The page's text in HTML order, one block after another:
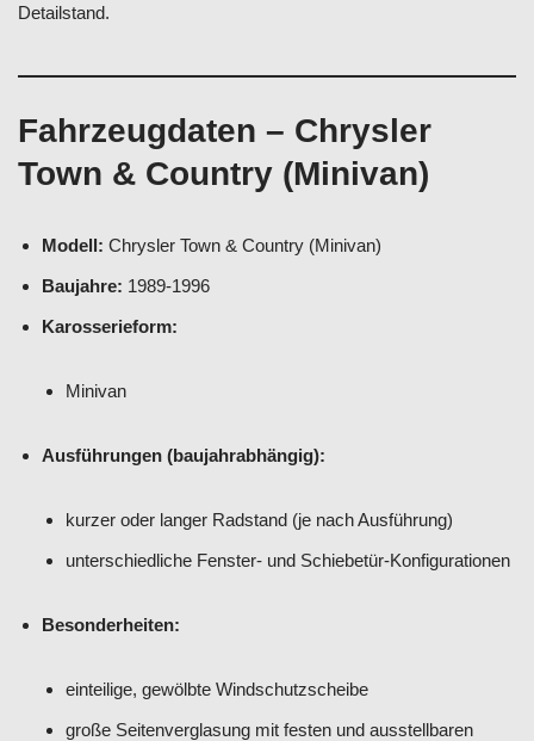
Detailstand.
Fahrzeugdaten – Chrysler
Town & Country (Minivan)
Modell: Chrysler Town & Country (Minivan)
Baujahre: 1989-1996
Karosserieform:
Minivan
Ausführungen (baujahrabhängig):
kurzer oder langer Radstand (je nach Ausführung)
unterschiedliche Fenster- und Schiebetür-Konfigurationen
Besonderheiten:
einteilige, gewölbte Windschutzscheibe
große Seitenverglasung mit festen und ausstellbaren